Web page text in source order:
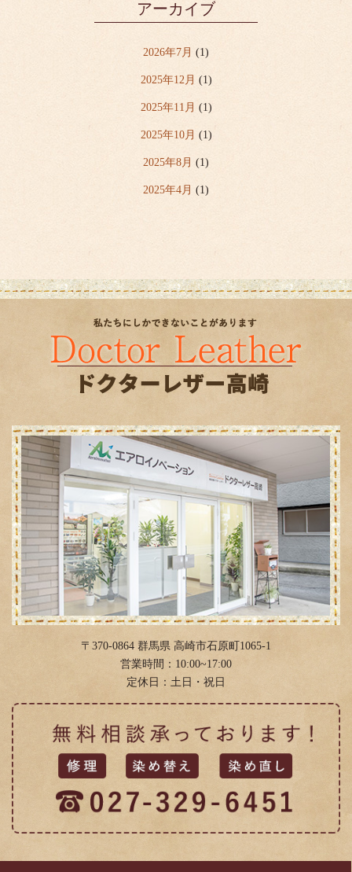
アーカイブ
2026年7月 (1)
2025年12月 (1)
2025年11月 (1)
2025年10月 (1)
2025年8月 (1)
2025年4月 (1)
2023年4月(1)
2022年12月(2)
2022年8月 (1)
2022年7月(1)
2020年8月(1)
2020年4月 (1)
2019年12月 (1)
2019年8月
2018年12月 (1)
2018年5月
2018年1月
〒370-0864 群馬県 高崎市石原町1065-1
営業時間：10:00~17:00
定休日：土日・祝日